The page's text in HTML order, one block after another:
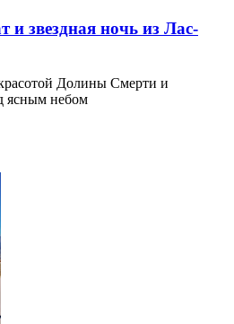
и звездная ночь из Лас-
Долины Смерти и
ясным небом